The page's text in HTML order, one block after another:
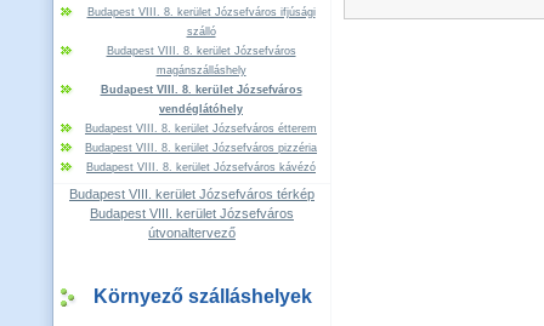
Budapest VIII. 8. kerület Józsefváros ifjúsági
szálló
Budapest VIII. 8. kerület Józsefváros
magánszálláshely
Budapest VIII. 8. kerület Józsefváros
vendéglátóhely
Budapest VIII. 8. kerület Józsefváros étterem
Budapest VIII. 8. kerület Józsefváros pizzéria
Budapest VIII. 8. kerület Józsefváros kávézó
Budapest VIII. kerület Józsefváros térkép
Budapest VIII. kerület Józsefváros
útvonaltervező
Környező szálláshelyek